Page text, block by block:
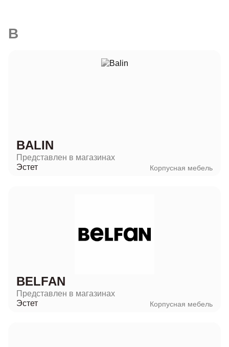
B
BALIN
Представлен в магазинах
Эстет
Корпусная мебель
BELFAN
Представлен в магазинах
Эстет
Корпусная мебель